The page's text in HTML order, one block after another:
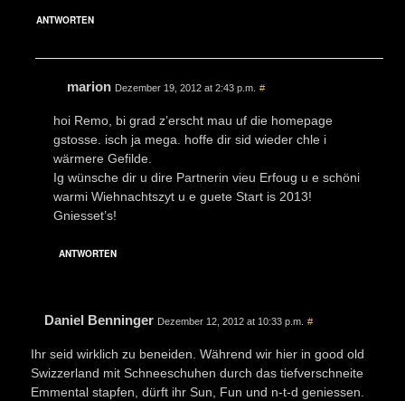
ANTWORTEN
marion Dezember 19, 2012 at 2:43 p.m. #
hoi Remo, bi grad z’erscht mau uf die homepage
gstosse. isch ja mega. hoffe dir sid wieder chle i
wärmere Gefilde.
Ig wünsche dir u dire Partnerin vieu Erfoug u e schöni
warmi Wiehnachtszyt u e guete Start is 2013!
Gniesset’s!
ANTWORTEN
Daniel Benninger Dezember 12, 2012 at 10:33 p.m. #
Ihr seid wirklich zu beneiden. Während wir hier in good old
Swizzerland mit Schneeschuhen durch das tiefverschneite
Emmental stapfen, dürft ihr Sun, Fun und n-t-d geniessen.